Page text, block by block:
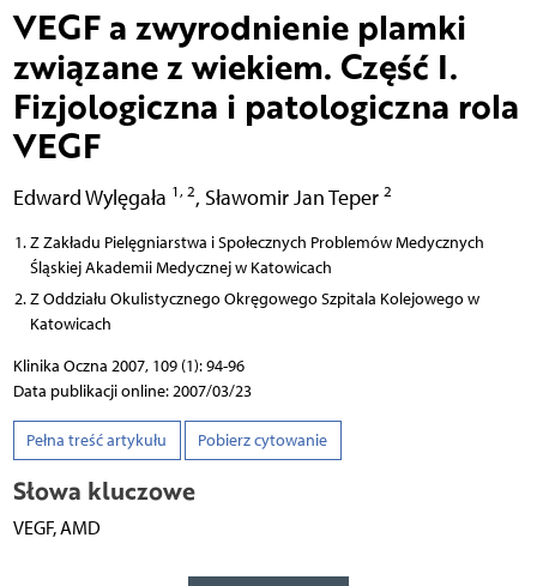
VEGF a zwyrodnienie plamki
związane z wiekiem. Część I.
Fizjologiczna i patologiczna rola
VEGF
Edward Wylęgała 1, 2, Sławomir Jan Teper 2
Z Zakładu Pielęgniarstwa i Społecznych Problemów Medycznych
Śląskiej Akademii Medycznej w Katowicach
Z Oddziału Okulistycznego Okręgowego Szpitala Kolejowego w
Katowicach
Klinika Oczna 2007, 109 (1): 94-96
Data publikacji online: 2007/03/23
Pełna treść artykułu Pobierz cytowanie
Słowa kluczowe
VEGF, AMD